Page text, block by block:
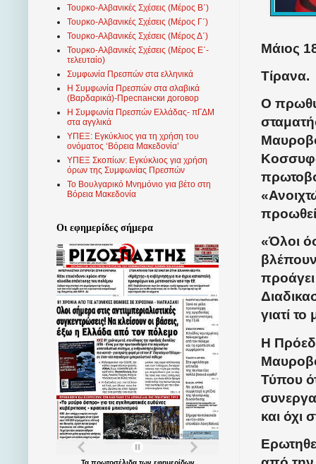
Μάιος
Τίρανα.
Ο
προωθεί
«Όλοι
προάγει
γιατί
Η
Τύπου
και όχι
Τουρκο-Αλβανικές Σχέσεις (Μέρος Β΄)
Τουρκο-Αλβανικές Σχέσεις (Μέρος Γ΄)
Τουρκο-Αλβανικές Σχέσεις (Μέρος Δ΄)
Τουρκο-Αλβανικές Σχέσεις (Μέρος Ε΄-
τελευταίο)
Συμφωνία Πρεσπών στα ελληνικά
Η Συμφωνία Πρεσπών στα σλαβικά
(Βαρδαρικά)-Преспански договор
Η Συμφωνία Πρεσπών Ελλάδας- πΓΔΜ
στα αγγλικά
ΥΠΕΞ: Εγκύκλιος για τη χρήση του
ονόματος ‘Βόρεια Μακεδονία’
ΥΠΕΞ Σκοπίων: Εγκύκλιος για χρήση
όρων της Συμφωνίας Πρεσπών
Το Βουλγαρικό Μνημόνιο για βέτο στη
Βόρεια Μακεδονία
Οι εφημερίδες σήμερα
Τα πρωτοσέλιδατων εφημερίδων